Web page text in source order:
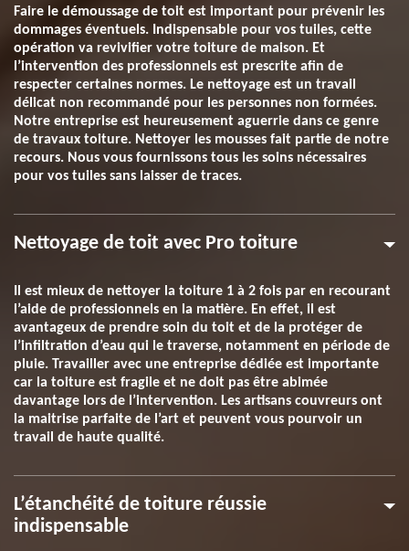
Faire le démoussage de toit est important pour prévenir les
dommages éventuels. Indispensable pour vos tuiles, cette
opération va revivifier votre toiture de maison. Et
l’intervention des professionnels est prescrite afin de
respecter certaines normes. Le nettoyage est un travail
délicat non recommandé pour les personnes non formées.
Notre entreprise est heureusement aguerrie dans ce genre
de travaux toiture. Nettoyer les mousses fait partie de notre
recours. Nous vous fournissons tous les soins nécessaires
pour vos tuiles sans laisser de traces.
Nettoyage de toit avec Pro toiture
Il est mieux de nettoyer la toiture 1 à 2 fois par en recourant
l’aide de professionnels en la matière. En effet, il est
avantageux de prendre soin du toit et de la protéger de
l’infiltration d’eau qui le traverse, notamment en période de
pluie. Travailler avec une entreprise dédiée est importante
car la toiture est fragile et ne doit pas être abimée
davantage lors de l’intervention. Les artisans couvreurs ont
la maitrise parfaite de l’art et peuvent vous pourvoir un
travail de haute qualité.
L’étanchéité de toiture réussie
indispensable